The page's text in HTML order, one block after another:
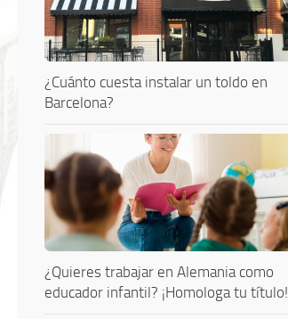
¿Cuánto cuesta instalar un toldo en
Barcelona?
¿Quieres trabajar en Alemania como
educador infantil? ¡Homologa tu título!